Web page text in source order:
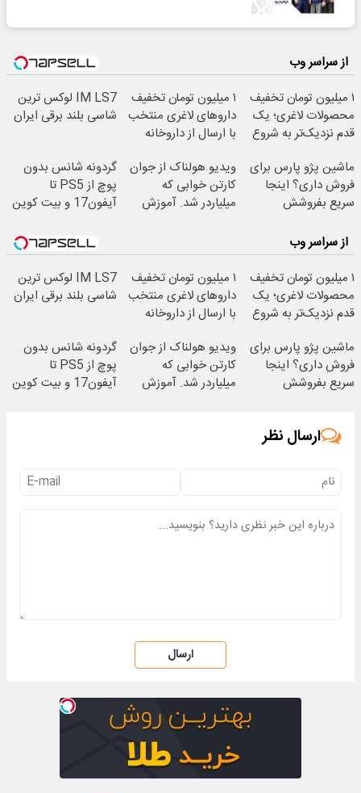
از سراسر وب
۱ میلیون تومان تخفیف
محصولات لاغری؛ یک
قدم نزدیک‌تر به شروع
۱ میلیون تومان تخفیف
داروهای لاغری منتخب
با ارسال از داروخانه
IM LS7 لوکس ترین
شاسی بلند برقی ایران
ماشین پژو پارس برای
فروش داری؟ اینجا
سریع بفروشش
ویدیو هولناک از جوان
کارتن خوابی که
میلیاردر شد. آموزش
گردونه شانس بدون
پوچ از PS5 تا
آیفون17 و بیت کوین
از سراسر وب
۱ میلیون تومان تخفیف
محصولات لاغری؛ یک
قدم نزدیک‌تر به شروع
۱ میلیون تومان تخفیف
داروهای لاغری منتخب
با ارسال از داروخانه
IM LS7 لوکس ترین
شاسی بلند برقی ایران
ماشین پژو پارس برای
فروش داری؟ اینجا
سریع بفروشش
ویدیو هولناک از جوان
کارتن خوابی که
میلیاردر شد. آموزش
گردونه شانس بدون
پوچ از PS5 تا
آیفون17 و بیت کوین
ارسال نظر
ارسال